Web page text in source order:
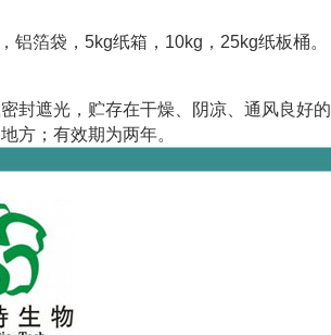
铝箔袋，5kg纸箱，10kg，25kg纸板桶。
密封遮光，贮存在干燥、阴凉、通风良好的
地方；有效期为两年。